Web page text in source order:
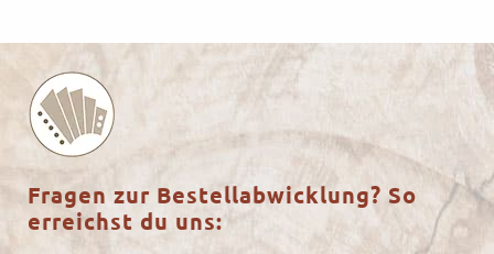
Fragen zur Bestellabwicklung? So
erreichst du uns: